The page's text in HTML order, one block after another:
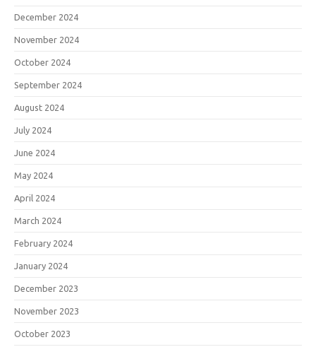
December 2024
November 2024
October 2024
September 2024
August 2024
July 2024
June 2024
May 2024
April 2024
March 2024
February 2024
January 2024
December 2023
November 2023
October 2023